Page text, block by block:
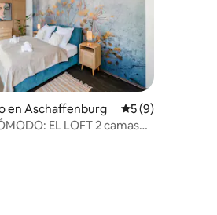
5 de 5, 9 reseñas
en Aschaffenburg Calificación
5 (9)
EL LOFT 2 camas